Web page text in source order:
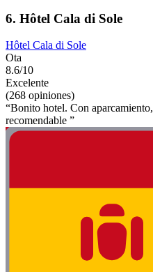
6. Hôtel Cala di Sole
Hôtel Cala di Sole
Ota
8.6/10
Excelente
(268 opiniones)
“Bonito hotel. Con
recomendable ”